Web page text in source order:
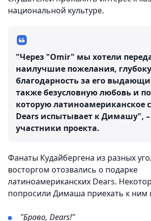
национальной культуре.
"Через "Omir" мы хотели
наилучшие пожелания,
благодарность за его
также безусловную любовь и
которую латиноамериканское
Dears испытывает к Димашу",
участники проекта.
Фанаты Кудайбергена из разных
восторгом отозвались о подарке
латиноамериканских Dears.
попросили Димаша приехать к ним
"Браво, Dears!"